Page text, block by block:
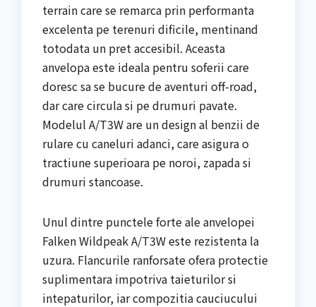
terrain care se remarca prin performanta
excelenta pe terenuri dificile, mentinand
totodata un pret accesibil. Aceasta
anvelopa este ideala pentru soferii care
doresc sa se bucure de aventuri off-road,
dar care circula si pe drumuri pavate.
Modelul A/T3W are un design al benzii de
rulare cu caneluri adanci, care asigura o
tractiune superioara pe noroi, zapada si
drumuri stancoase.
Unul dintre punctele forte ale anvelopei
Falken Wildpeak A/T3W este rezistenta la
uzura. Flancurile ranforsate ofera protectie
suplimentara impotriva taieturilor si
intepaturilor, iar compozitia cauciucului